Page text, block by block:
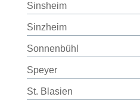
Sinsheim
Sinzheim
Sonnenbühl
Speyer
St. Blasien